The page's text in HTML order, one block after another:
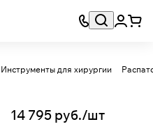
Инструменты для хирургии
14 795 руб./шт